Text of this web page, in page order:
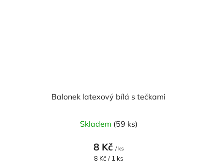
Balonek latexový bílá s tečkami
Skladem (59 ks)
8 Kč / ks
Měrná
8 Kč / 1 ks